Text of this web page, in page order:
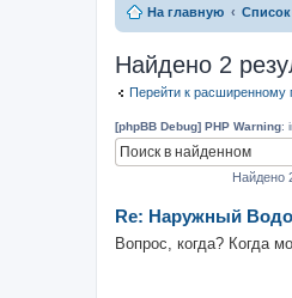
На главную
Найдено 2
Перейти к расширенному
[phpBB Debug] PHP Warning:
Найдено
Re: Наружный
Вопрос, когда? Когда